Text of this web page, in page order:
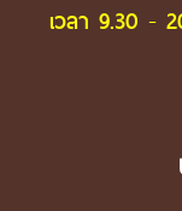
เวลา 9.30 -